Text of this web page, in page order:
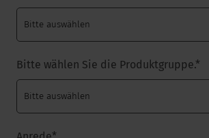
Bitte wählen Sie die Produktgruppe.*